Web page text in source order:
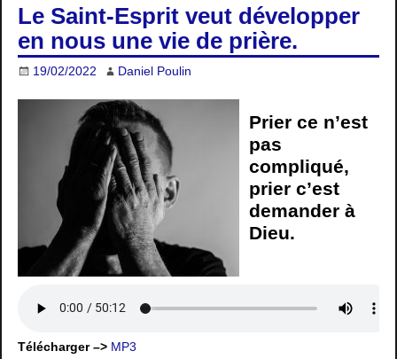
Le Saint-Esprit veut développer
en nous une vie de prière.
19/02/2022 Daniel Poulin
Prier ce n’est
pas
compliqué,
prier c’est
demander à
Dieu.
Télécharger –> MP3